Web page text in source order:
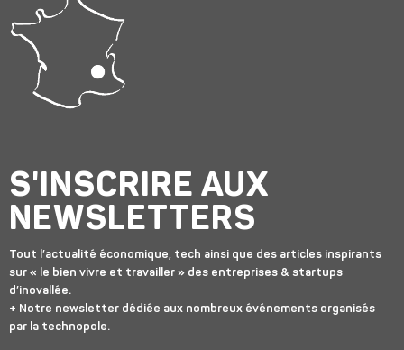
S'INSCRIRE AUX
NEWSLETTERS
Tout l’actualité économique, tech ainsi que des articles inspirants
sur « le bien vivre et travailler » des entreprises & startups
d’inovallée.
+ Notre newsletter dédiée aux nombreux événements organisés
par la technopole.